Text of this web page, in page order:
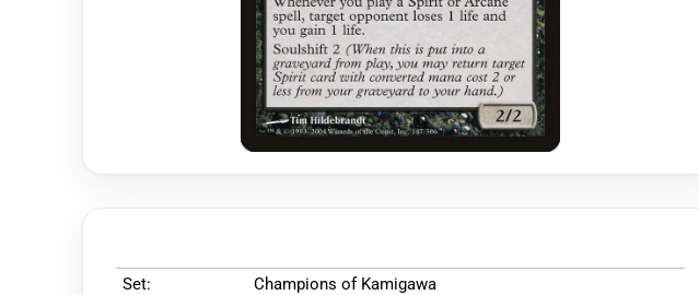
Set:
Champions of Kamigawa